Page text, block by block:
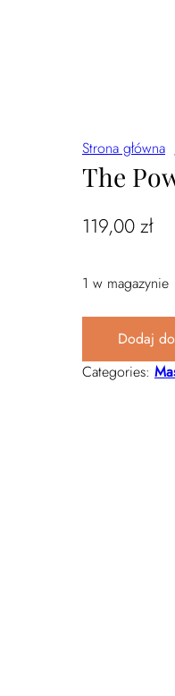
Strona główna
The
119,00zł
1 w magazynie
ilość The
Dodaj
Categories: